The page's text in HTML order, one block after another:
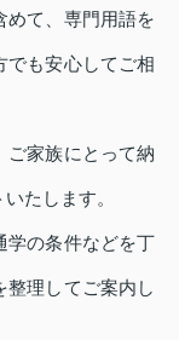
めて、専門用語を
でも安心してご相
ご家族にとって納
たします。
学の条件などを丁
整理してご案内し